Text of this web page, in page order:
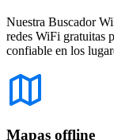
Nuestra Buscador
redes WiFi gratuitas
confiable en los
Mapas offline